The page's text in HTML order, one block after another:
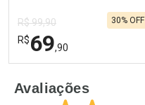
Por R$ 34,39/cada
R$ 99,90
R$69,90
30% OFF
Avaliações